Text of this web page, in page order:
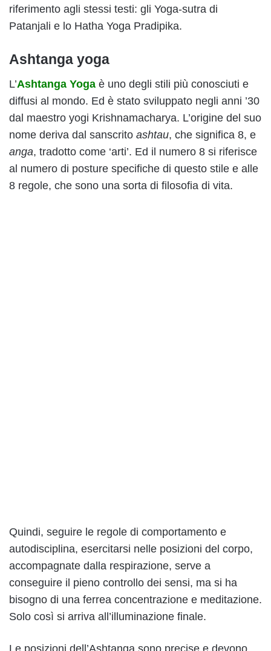
riferimento agli stessi testi: gli Yoga-sutra di
Patanjali e lo Hatha Yoga Pradipika.
Ashtanga yoga
L’Ashtanga Yoga è uno degli stili più conosciuti e
diffusi al mondo. Ed è stato sviluppato negli anni ’30
dal maestro yogi Krishnamacharya. L’origine del suo
nome deriva dal sanscrito ashtau, che significa 8, e
anga, tradotto come ‘arti’. Ed il numero 8 si riferisce
al numero di posture specifiche di questo stile e alle
8 regole, che sono una sorta di filosofia di vita.
Quindi, seguire le regole di comportamento e
autodisciplina, esercitarsi nelle posizioni del corpo,
accompagnate dalla respirazione, serve a
conseguire il pieno controllo dei sensi, ma si ha
bisogno di una ferrea concentrazione e meditazione.
Solo così si arriva all’illuminazione finale.